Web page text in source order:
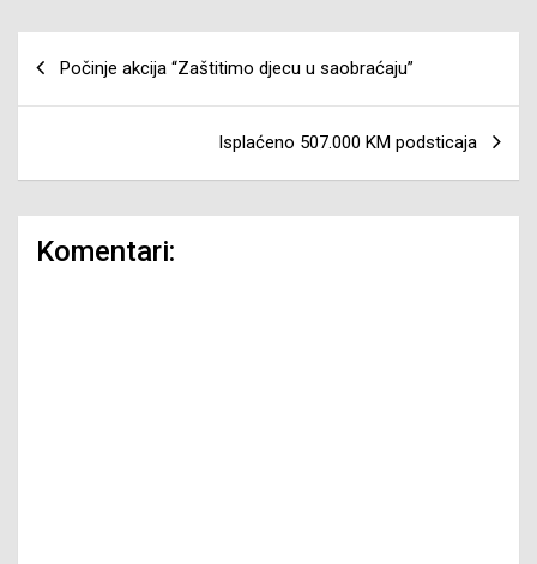
članaka
Počinje akcija “Zaštitimo djecu u saobraćaju”
Isplaćeno 507.000 KM podsticaja
Komentari: